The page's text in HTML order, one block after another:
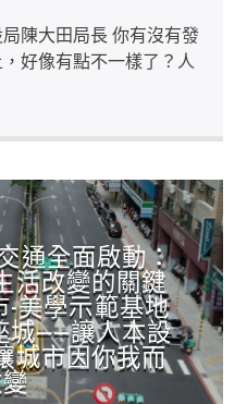
陳大田局長 你有沒有發
好像有點不一樣了？人
通全面啟動：
活改變的關鍵
-美學示範基地
城——讓人本設
城市因你我而